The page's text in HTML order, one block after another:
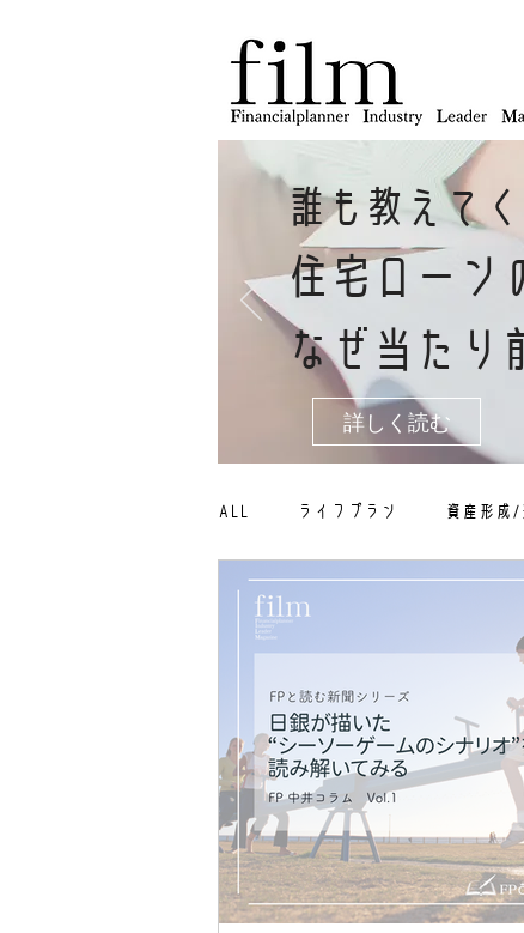
誰も教えて
住宅ローン
なぜ当たり
詳しく読む
ALL ライフプラン 資産形成/